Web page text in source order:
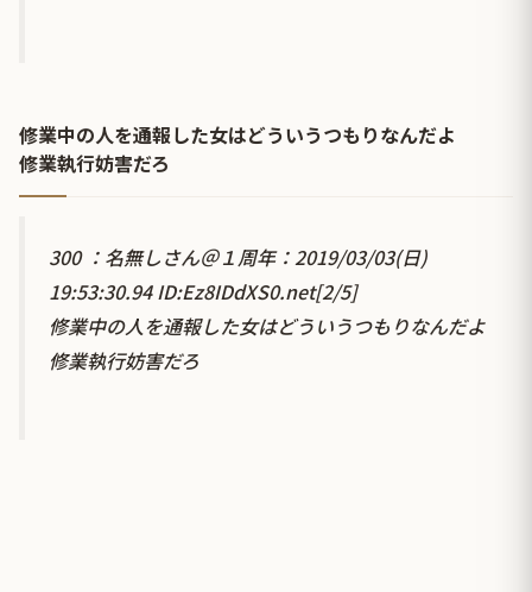
修業中の人を通報した女はどういうつもりなんだよ
修業執行妨害だろ
300 ：名無しさん＠１周年：2019/03/03(日)
19:53:30.94 ID:Ez8IDdXS0.net[2/5]
修業中の人を通報した女はどういうつもりなんだよ
修業執行妨害だろ